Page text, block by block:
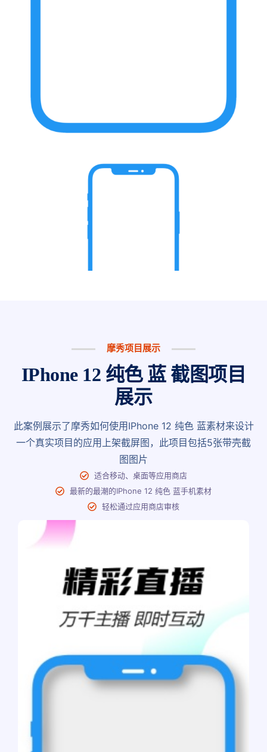
摩秀项目展示
IPhone 12 纯色 蓝 截图项目
展示
此案例展示了摩秀如何使用IPhone 12 纯色 蓝素材来设计
一个真实项目的应用上架截屏图，此项目包括5张带壳截
图图片
适合移动、桌面等应用商店
最新的最潮的IPhone 12 纯色 蓝手机素材
轻松通过应用商店审核